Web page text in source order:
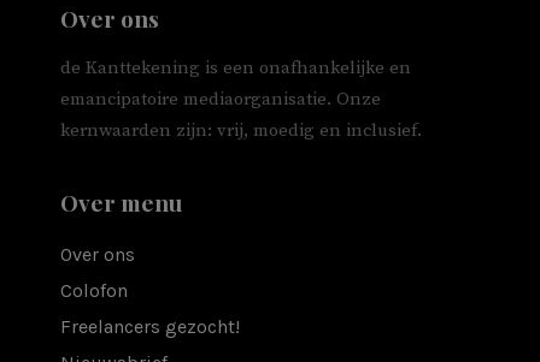
Over ons
de Kanttekening is een onafhankelijke en
emancipatoire mediaorganisatie. Onze
kernwaarden zijn: vrij, moedig en inclusief.
Over menu
Over ons
Colofon
Freelancers gezocht!